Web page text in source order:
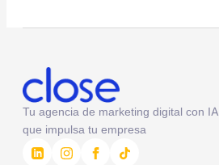
Tu agencia de marketing digital con IA
que impulsa tu empresa